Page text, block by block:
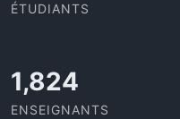
ÉTUDIANTS
2,142
ENSEIGNANTS